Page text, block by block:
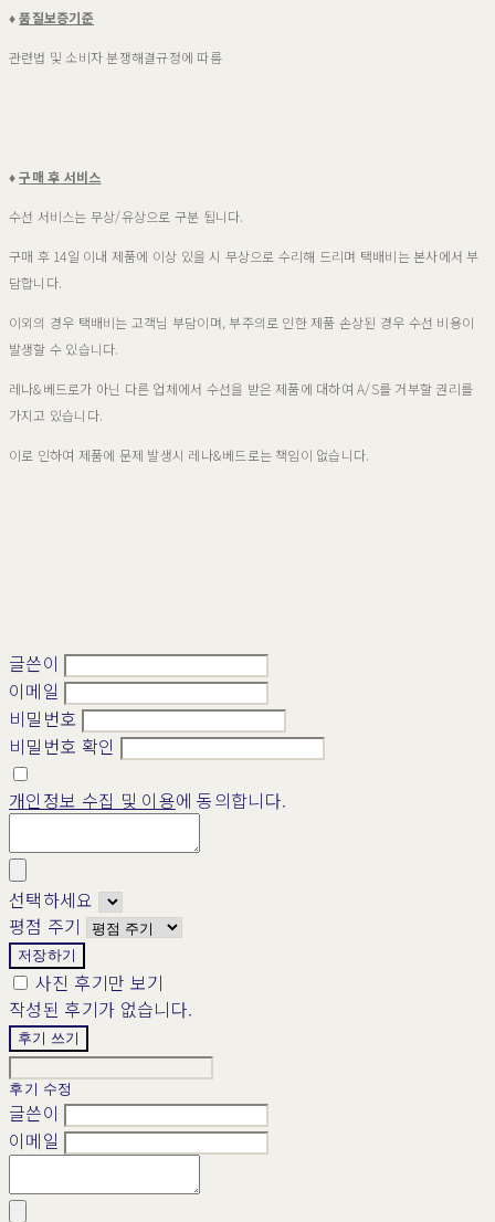
♦품질보증기준
관련법 및 소비자 분쟁해결규정에 따름
♦구매후 서비스
수선 서비스는 무상/유상으로 구분 됩니다.
구매 후 14일 이내 제품에 이상 있을 시 무상으로 수리해 드리며 택배비는 본사에서 부
담합니다.
이외의 경우 택배비는 고객님 부담이며, 부주의로 인한 제품 손상된 경우 수선 비용이
발생할 수 있습니다.
레나&베드로가 아닌 다른 업체에서 수선을 받은 제품에 대하여 A/S를 거부할 권리를
가지고 있습니다.
이로 인하여 제품에 문제 발생시 레나&베드로는 책임이 없습니다.
글쓴이
이메일
비밀번호
비밀번호 확인
개인정보 수집 및 이용에 동의합니다.
선택하세요
평점 주기
저장하기
사진 후기만 보기
작성된 후기가 없습니다.
후기 쓰기
후기 수정
글쓴이
이메일